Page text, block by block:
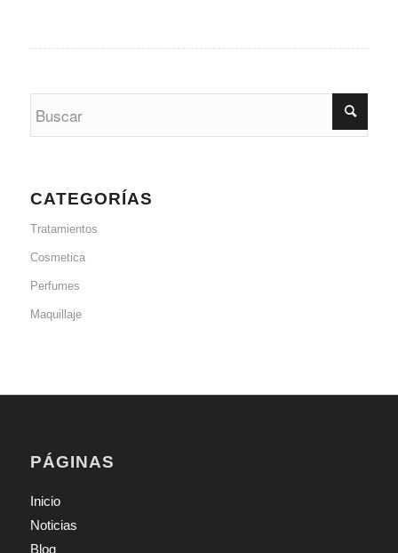
CATEGORÍAS
Tratamientos
Cosmetica
Perfumes
Maquillaje
PÁGINAS
Inicio
Noticias
Blog